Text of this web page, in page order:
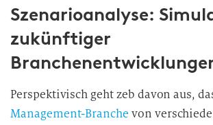
Szenarioanalyse:
zukünftiger
Perspektivisch geht zeb davon aus,
Management-Branche von